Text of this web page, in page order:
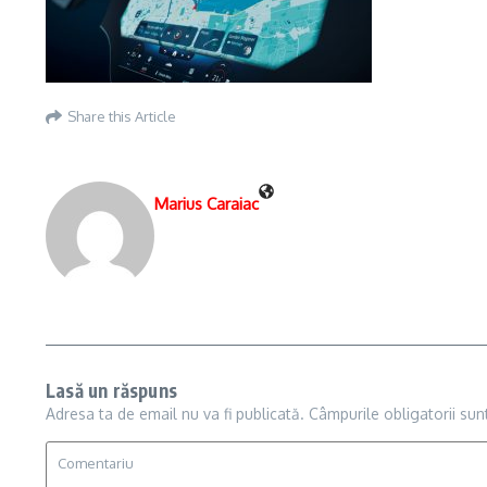
Share this Article
Marius Caraiac
Lasă un răspuns
Adresa ta de email nu va fi publicată. Câmpurile obligatorii